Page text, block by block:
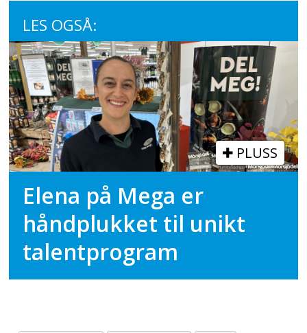
LES OGSÅ:
PLUSS
Elena på Mega er
håndplukket til unikt
talentprogram